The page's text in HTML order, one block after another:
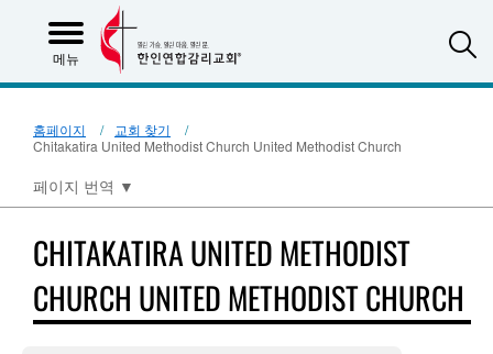
메뉴
홈페이지
교회 찾기
Chitakatira United Methodist Church United Methodist Church
페이지 번역 ▼
CHITAKATIRA UNITED METHODIST
CHURCH UNITED METHODIST CHURCH